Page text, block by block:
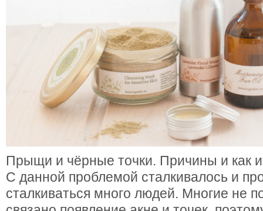
Прыщи и чёрные точки. Причины и как
С данной проблемой сталкивалось и
сталкиваться много людей. Многие не